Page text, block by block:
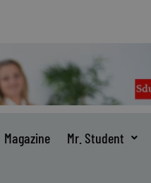
Magazine Mr. Student